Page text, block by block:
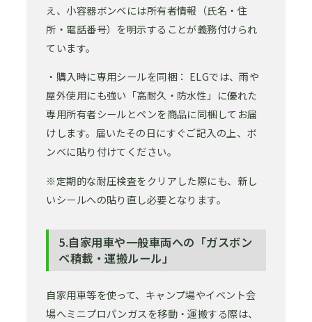
え、小容器ボンベには所有者情報（氏名・住
所・電話番号）を明示することが義務付けられ
ています。
・購入時に専用シールを同梱： ELGでは、雨や
屋外使用にも強い「高耐久・防水性」に優れた
専用所有者シールとペンを商品に同梱してお届
けします。届いたその日にすぐご記入の上、ボ
ンベに貼り付けてください。
※定期的な耐圧検査をクリアした際にも、新し
いシールへの貼り直し必要となります。
5.自家用車や一般車両への「ガスボン
ベ積載・運搬ルール」
自家用車等を使って、キャンプ場やイベント会
場へミニプロパンガスを移動・運搬する際は、